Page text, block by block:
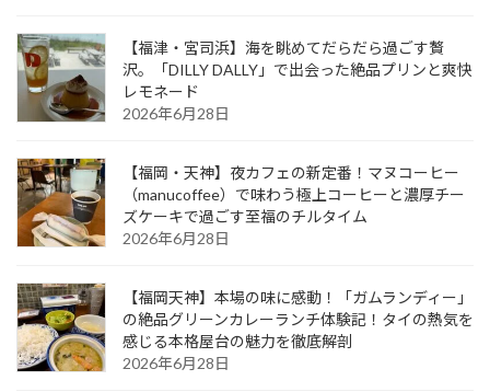
【福津・宮司浜】海を眺めてだらだら過ごす贅
沢。「DILLY DALLY」で出会った絶品プリンと爽快
レモネード
2026年6月28日
【福岡・天神】夜カフェの新定番！マヌコーヒー
（manucoffee）で味わう極上コーヒーと濃厚チー
ズケーキで過ごす至福のチルタイム
2026年6月28日
【福岡天神】本場の味に感動！「ガムランディー」
の絶品グリーンカレーランチ体験記！タイの熱気を
感じる本格屋台の魅力を徹底解剖
2026年6月28日